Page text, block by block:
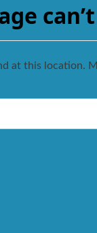
at this location.